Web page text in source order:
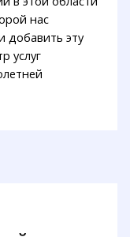
нас
добавить эту
услуг